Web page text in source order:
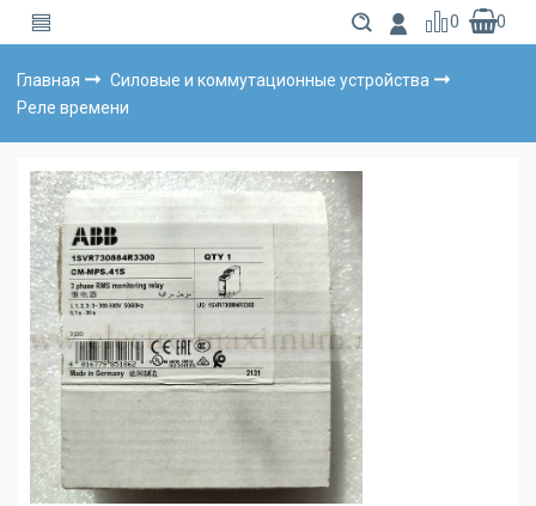
0 0
Главная
Силовые и коммутационные устройства
Реле времени